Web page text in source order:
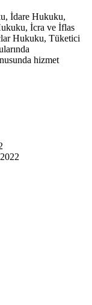
İdare Hukuku,
İcra ve İflas
Hukuku, Tüketici
hizmet